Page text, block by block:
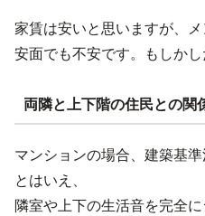
家賃は安いと思いますが、
安面でも不安です。もしか
両隣と上下階の住民との関
マンションの場合、建築基
とはいえ、
隣室や上下の生活音を完全